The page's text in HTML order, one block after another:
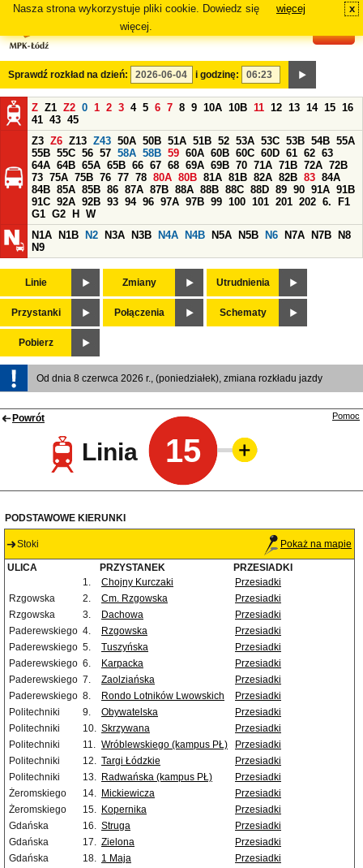
Nasza strona wykorzystuje pliki cookie. Dowiedz się
więcej.
więcej x
Sprawdź rozkład na dzień: i godzinę:
Z Z1 Z2 0 1 2 3 4 5 6 7 8 9 10A 10B 11 12 13 14 15 16
41 43 45
Z3 Z6 Z13 Z43 50A 50B 51A 51B 52 53A 53C 53B 54B 55A
55B 55C 56 57 58A 58B 59 60A 60B 60C 60D 61 62 63
64A 64B 65A 65B 66 67 68 69A 69B 70 71A 71B 72A 72B
73 75A 75B 76 77 78 80A 80B 81A 81B 82A 82B 83 84A
84B 85A 85B 86 87A 87B 88A 88B 88C 88D 89 90 91A 91B
91C 92A 92B 93 94 96 97A 97B 99 100 101 201 202 6.
F1
G1 G2 H
W
N1A
N1B N2 N3A N3B N4A N4B N5A N5B N6 N7A N7B
N8
N9
Linie Zmiany Utrudnienia
Przystanki Połączenia Schematy
Pobierz
Od dnia 8 czerwca 2026 r., (poniedziałek), zmiana rozkładu jazdy
Powrót
Linia 15
Pomoc
PODSTAWOWE KIERUNKI
Stoki Pokaż na mapie
ULICA PRZYSTANEK
PRZESIADKI
1.
Chojny Kurczaki
Przesiadki
Rzgowska
2. Cm. Rzgowska
Przesiadki
Rzgowska
3. Dachowa
Przesiadki
Paderewskiego 4. Rzgowska
Przesiadki
Paderewskiego 5. Tuszyńska
Przesiadki
Paderewskiego 6. Karpacka
Przesiadki
Paderewskiego 7. Zaolziańska
Przesiadki
Paderewskiego 8. Rondo Lotników Lwowskich
Przesiadki
Politechniki
9. Obywatelska
Przesiadki
Politechniki
10. Skrzywana
Przesiadki
Politechniki
11. Wróblewskiego (kampus PŁ)
Przesiadki
Politechniki
12. Targi Łódzkie
Przesiadki
Politechniki
13. Radwańska (kampus PŁ)
Przesiadki
Żeromskiego
14. Mickiewicza
Przesiadki
Żeromskiego
15. Kopernika
Przesiadki
Gdańska
16. Struga
Przesiadki
Gdańska
17. Zielona
Przesiadki
Gdańska
18. 1 Maja
Przesiadki